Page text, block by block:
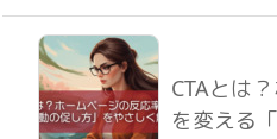
CTAとは
を変える